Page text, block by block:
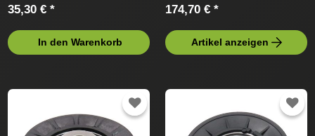
35,30 € *
In den Warenkorb
174,70 € *
Artikel anzeigen